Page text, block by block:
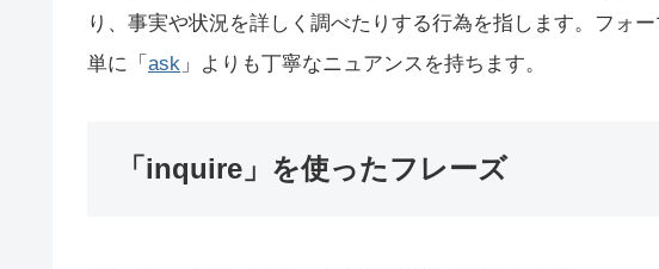
り、事実や状況を詳しく調べたりする行為を指します。フォ
単に「 ask 」よりも丁寧なニュアンスを持ちます。
「inquire」を使ったフレーズ